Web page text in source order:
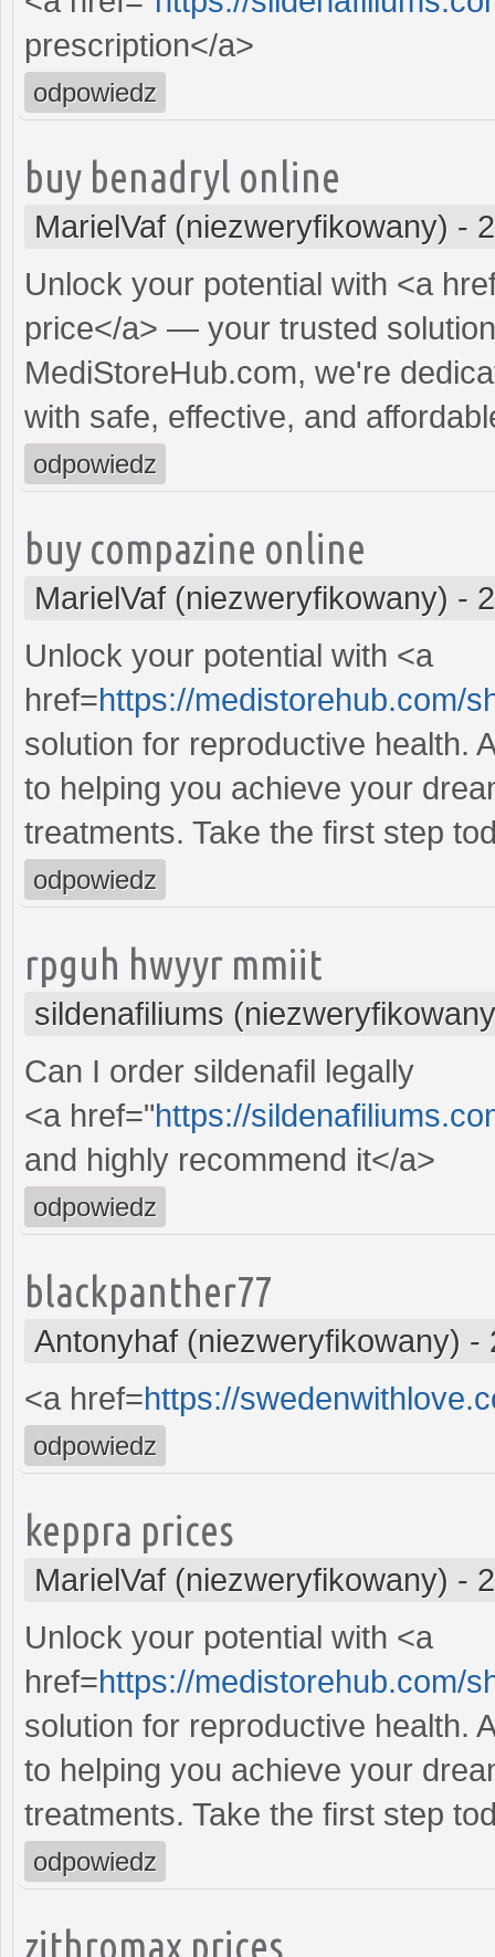
prescription</a>
odpowiedz
buy benadryl online
MarielVaf (niezweryfikowany) -
Unlock your potential with <a
price</a> — your trusted
MediStoreHub.com, we're
with safe, effective, and
odpowiedz
buy compazine online
MarielVaf (niezweryfikowany) -
Unlock your potential with <a
href=https://medistorehub.com/
solution for reproductive health.
to helping you achieve your
treatments. Take the first step
odpowiedz
rpguh hwyyr mmiit
sildenafiliums
Can I order sildenafil legally
<a href="https://
and highly recommend it</a>
odpowiedz
blackpanther77
Antonyhaf (niezweryfikowany) -
<a href=https://
odpowiedz
keppra prices
MarielVaf (niezweryfikowany) -
Unlock your potential with <a
href=https://medistorehub.com/
solution for reproductive health.
to helping you achieve your
treatments. Take the first step
odpowiedz
zithromax prices